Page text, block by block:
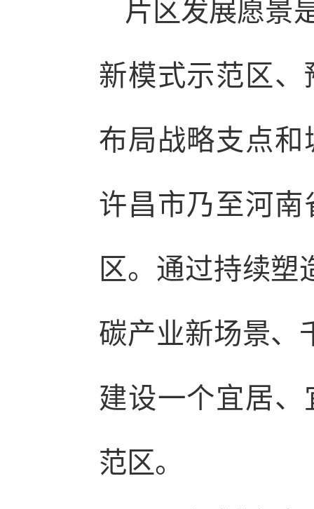
片区发展愿景
新模式示范区
布局战略支点
许昌市乃至河
区。通过持续塑
碳产业新场景、
建设一个宜居
范区。